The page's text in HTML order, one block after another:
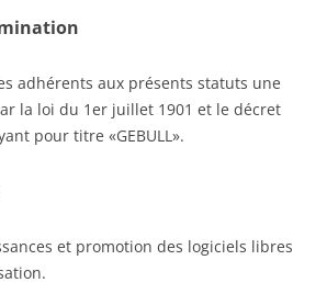
adhérents aux présents statuts une
la loi du 1er juillet 1901 et le décret
pour titre «GEBULL».
et promotion des logiciels libres